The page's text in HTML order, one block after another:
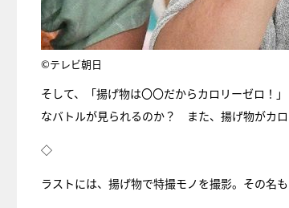
©テレビ朝日
そして、「揚げ物は〇〇だからカロリーゼロ！
なバトルが見られるのか？ また、揚げ物がカ
◇
ラストには、揚げ物で特撮モノを撮影。その名